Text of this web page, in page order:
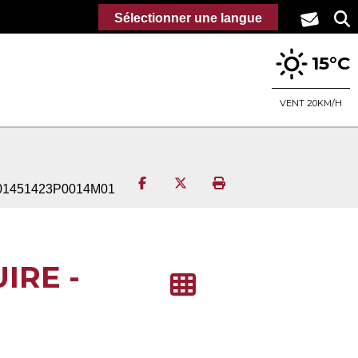
15°C
VENT 20KM/H
Partager sur Facebook
Partager sur Twitter
Imprimer la page
-
Sélectionner une langue